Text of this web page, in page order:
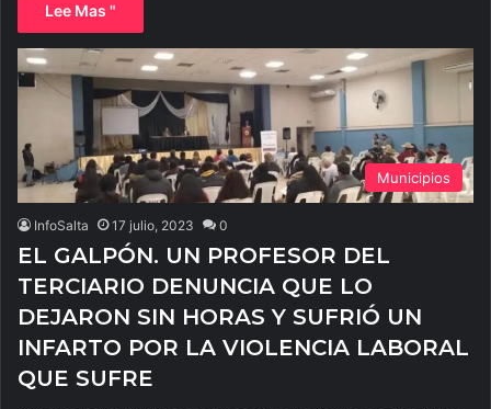
Lee Mas "
Municipios
InfoSalta 17 julio, 2023 0
EL GALPÓN. UN PROFESOR DEL
TERCIARIO DENUNCIA QUE LO
DEJARON SIN HORAS Y SUFRIÓ UN
INFARTO POR LA VIOLENCIA LABORAL
QUE SUFRE